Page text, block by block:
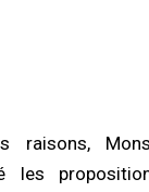
raisons,
les
désormais
05/08/2026 à 09:28